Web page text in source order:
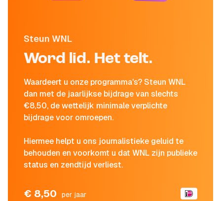
Steun WNL
Word lid. Het telt.
Waardeert u onze programma's? Steun WNL
dan met de jaarlijkse bijdrage van slechts
€8,50, de wettelijk minimale verplichte
bijdrage voor omroepen.
Hiermee helpt u ons journalistieke geluid te
behouden en voorkomt u dat WNL zijn publieke
status en zendtijd verliest.
€ 8,50 per jaar